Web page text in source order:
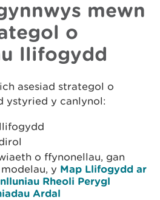
mewn
o
llifogydd
asesiad strategol o
ystyried y canlynol:
o ffynonellau, gan
y Map Llifogydd ar
Rheoli Perygl
Ardal